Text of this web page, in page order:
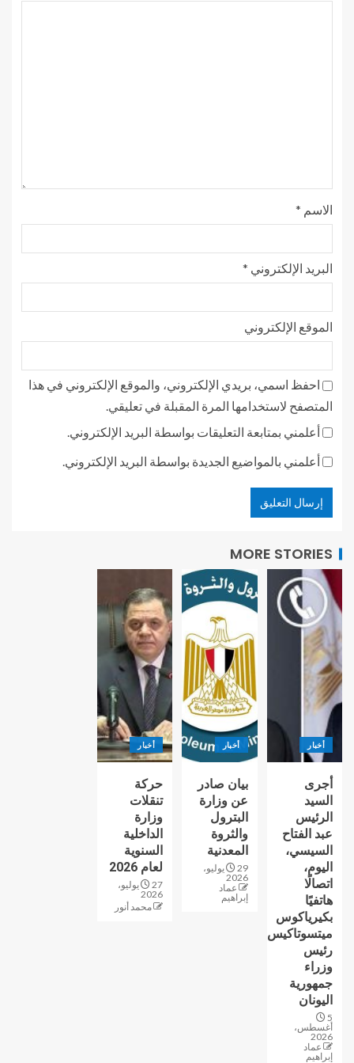
الاسم *
البريد الإلكتروني *
الموقع الإلكتروني
احفظ اسمي، بريدي الإلكتروني، والموقع الإلكتروني في هذا
المتصفح لاستخدامها المرة المقبلة في تعليقي.
أعلمني بمتابعة التعليقات بواسطة البريد الإلكتروني.
أعلمني بالمواضيع الجديدة بواسطة البريد الإلكتروني.
MORE STORIES
أخبار
أجرى
السيد
الرئيس
عبد الفتاح
السيسي،
اليوم،
اتصالًا
هاتفيًا
بكيرياكوس
ميتسوتاكيس
رئيس
وزراء
جمهورية
اليونان
5
أغسطس،
2026
عماد
إبراهيم
أخبار
بيان صادر
عن وزارة
البترول
والثروة
المعدنية
29 يوليو،
2026
عماد
إبراهيم
أخبار
حركة
تنقلات
وزارة
الداخلية
السنوية
لعام 2026
27 يوليو،
2026
محمد أنور